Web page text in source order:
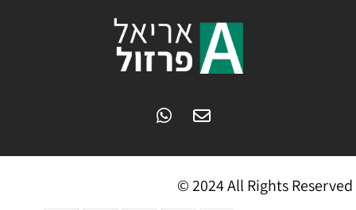
© 2024 All Rights Reserved